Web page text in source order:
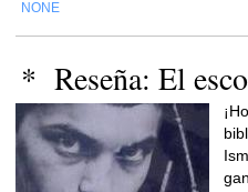
NONE
* Reseña: El